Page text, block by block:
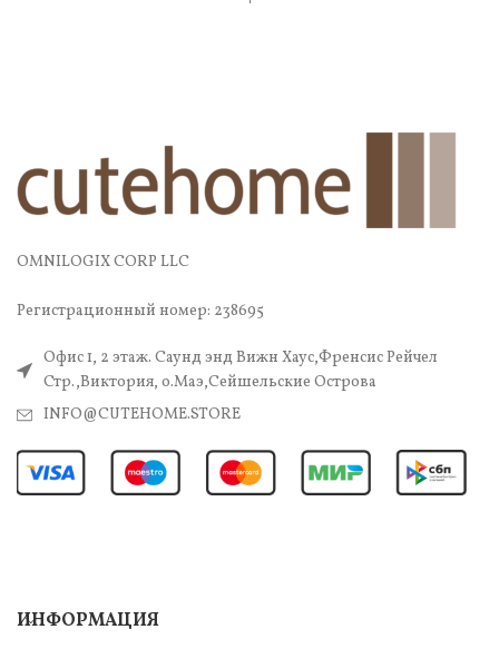
OMNILOGIX CORP LLC
Регистрационный номер: 238695
Офис 1, 2 этаж. Саунд энд Вижн Хаус,Френсис Рейчел
Стр.,Виктория, о.Маэ,Сейшельские Острова
INFO@CUTEHOME.STORE
ИНФОРМАЦИЯ